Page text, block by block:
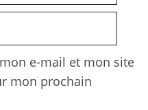
e-mail et mon site
mon prochain